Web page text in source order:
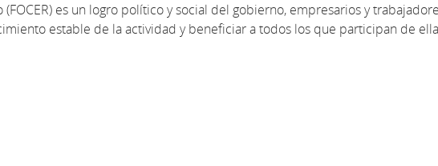
(FOCER) es un logro político y social del gobierno, empresarios y
estable de la actividad y beneficiar a todos los que participan de